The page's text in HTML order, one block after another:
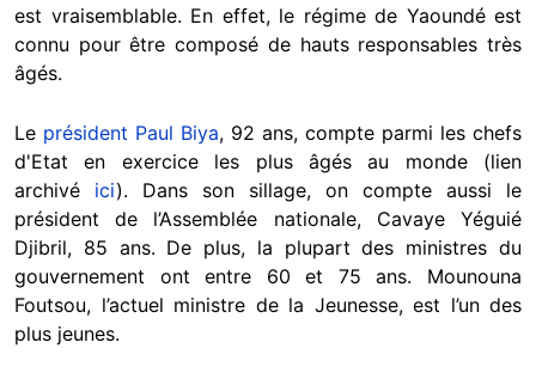
est vraisemblable. En effet, le régime de Yaoundé est
connu pour être composé de hauts responsables très
âgés.
Le président Paul Biya, 92 ans, compte parmi les chefs
d'Etat en exercice les plus âgés au monde (lien
archivé ici). Dans son sillage, on compte aussi le
président de l’Assemblée nationale, Cavaye Yéguié
Djibril, 85 ans. De plus, la plupart des ministres du
gouvernement ont entre 60 et 75 ans. Mounouna
Foutsou, l’actuel ministre de la Jeunesse, est l’un des
plus jeunes.